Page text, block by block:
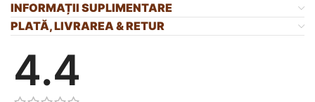
INFORMAȚII SUPLIMENTARE
PLATĂ, LIVRAREA & RETUR
4.4